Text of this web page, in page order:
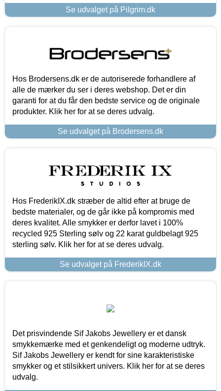
Se udvalget på Pilgrim.dk
Hos Brodersens.dk er de autoriserede forhandlere af
alle de mærker du ser i deres webshop. Det er din
garanti for at du får den bedste service og de originale
produkter. Klik her for at se deres udvalg.
Se udvalget på Brodersens.dk
Hos FrederikIX.dk stræber de altid efter at bruge de
bedste materialer, og de går ikke på kompromis med
deres kvalitet. Alle smykker er derfor lavet i 100%
recycled 925 Sterling sølv og 22 karat guldbelagt 925
sterling sølv. Klik her for at se deres udvalg.
Se udvalget på FrederikIX.dk
Det prisvindende Sif Jakobs Jewellery er et dansk
smykkemærke med et genkendeligt og moderne udtryk.
Sif Jakobs Jewellery er kendt for sine karakteristiske
smykker og et stilsikkert univers. Klik her for at se deres
udvalg.